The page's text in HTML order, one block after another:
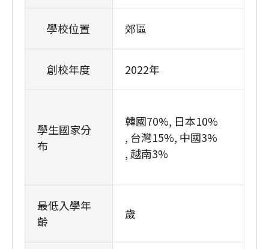
學校位置 郊區
創校年度 2022年
學生國家分
布
韓國70% 日本10%
台灣15% 中國3%
越南3%
最低入學年
齡
歲